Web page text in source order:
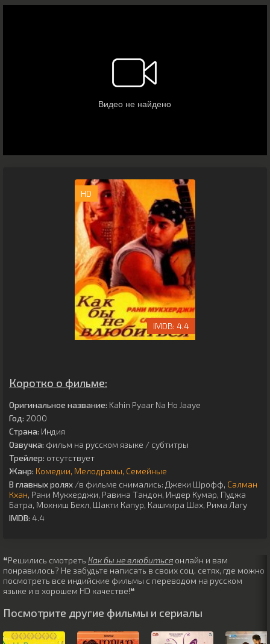
HD
4.4
Коротко о фильме:
Оригинальное название: Kahin Pyaar Na Ho Jaaye
Год: 2000
Страна: Индия
Озвучка: фильм на русском языке / субтитры
Трейлер: отсутствует
Жанр: Комедии Мелодрамы Семейные
В главных ролях /в фильме снимались: Джеки Шрофф, Салман
Кхан, Рани Мукхерджи, Равина Тандон, Индер Кумар, Пуджа
Батра, Мохниш Бехл, Шакти Капур, Кашмира Шах, Рима Лагу
IMDB: 4.4
❝Решились смотреть Как бы не влюбиться онлайн и вам
понравилось? Не забудьте написать в своих соц. сетях, где можно
посмотреть все индийские фильмы с переводом на русском
языке и в хорошем HD качестве!❝
Посмотрите другие фильмы и сериалы